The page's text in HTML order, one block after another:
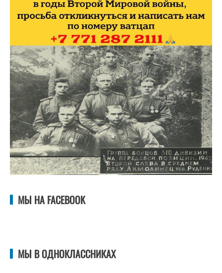
МЫ НА FACEBOOK
МЫ В ОДНОКЛАССНИКАХ